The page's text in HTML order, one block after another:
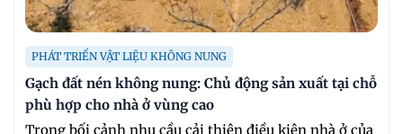
PHÁT TRIỂN VẬT LIỆU KHÔNG NUNG
Gạch đất nén không nung: Chủ động sản xuất tại chỗ
phù hợp cho nhà ở vùng cao
Trong bối cảnh nhu cầu cải thiện điều kiện nhà ở của